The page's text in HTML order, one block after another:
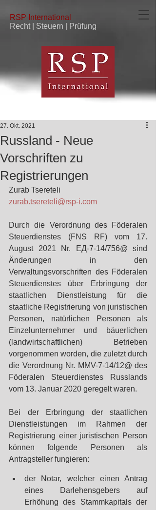
RSP International
Recht | Steuern | Prüfung
Russland - Neue
Vorschriften zu
Registrierungen
27. Okt. 2021
Zurab Tsereteli
zurab.tsereteli@rsp-i.com
Durch die Verordnung des Föderalen
Steuerdienstes (FNS RF) vom 17.
August 2021 Nr. ЕД-7-14/756@ sind
Änderungen in den
Verwaltungsvorschriften des Föderalen
Steuerdienstes über Erbringung der
staatlichen Dienstleistung für die
staatliche Registrierung von juristischen
Personen, natürlichen Personen als
Einzelunternehmer und bäuerlichen
(landwirtschaftlichen) Betrieben
vorgenommen worden, die zuletzt durch
die Verordnung Nr. MMV-7-14/12@ des
Föderalen Steuerdienstes Russlands
vom 13. Januar 2020 geregelt waren.
Bei der Erbringung der staatlichen
Dienstleistungen im Rahmen der
Registrierung einer juristischen Person
können folgende Personen als
Antragsteller fungieren:
der Notar, welcher einen Antrag
eines Darlehensgebers auf
Erhöhung des Stammkapitals der